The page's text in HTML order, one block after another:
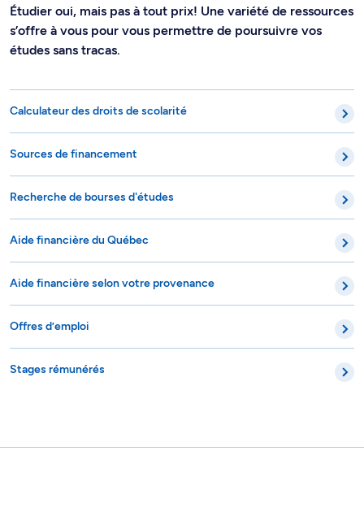
Étudier oui, mais pas à tout prix! Une variété de ressources
s’offre à vous pour vous permettre de poursuivre vos
études sans tracas.
Calculateur des droits de scolarité
Sources de financement
Recherche de bourses d'études
Aide financière du Québec
Aide financière selon votre provenance
Offres d’emploi
Stages rémunérés